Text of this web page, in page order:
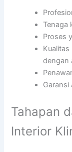
Tenaga
Proses
dengan
Garansi
Tahapan
Interior